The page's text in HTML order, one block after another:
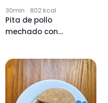
30min · 802kcal
Pita de pollo
mechado con